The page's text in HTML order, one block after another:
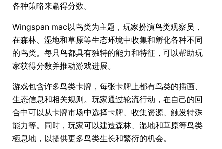
各种策略来赢得分数。
Wingspan mac以鸟类为主题，玩家扮演鸟类观察员，
在森林、湿地和草原等生态环境中收集和孵化各种不同
的鸟类。每只鸟都具有独特的能力和特征，可以帮助玩
家获得分数并推动游戏进展。
游戏包含许多鸟类卡牌，每张卡牌上都有鸟类的插画、
生态信息和相关规则。玩家通过轮流行动，在自己的回
合中可以从卡牌市场中选择卡牌、收集资源、触发特殊
能力等。同时，玩家可以建造森林、湿地和草原等鸟类
栖息地，以提供更多鸟类生长和繁衍的机会。